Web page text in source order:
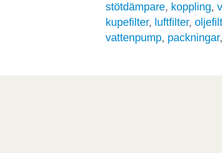
stötdämpare, koppling,
kupefilter, luftfilter,
vattenpump, packningar